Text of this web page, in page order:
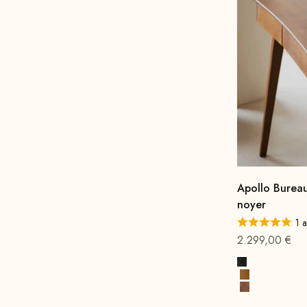
Apollo
noyer
1
Offre à partir de
2.299,00 €
Noir
Cognac
Bois de